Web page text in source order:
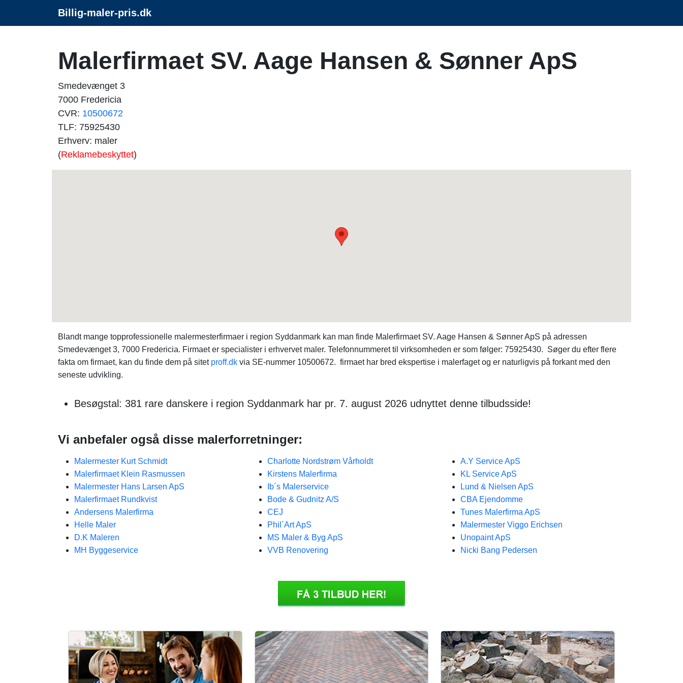
Billig-maler-pris.dk
Malerfirmaet SV. Aage Hansen & Sønner ApS
Smedevænget 3
7000 Fredericia
CVR: 10500672
TLF: 75925430
Erhverv: maler
(Reklamebeskyttet)
Blandt mange topprofessionelle malermesterfirmaer i region Syddanmark kan man finde Malerfirmaet SV. Aage Hansen & Sønner ApS på adressen
Smedevænget 3, 7000 Fredericia. Firmaet er specialister i erhvervet maler. Telefonnummeret til virksomheden er som følger: 75925430. Søger du efter flere
fakta om firmaet, kan du finde dem på sitet proff.dk via SE-nummer 10500672. firmaet har bred ekspertise i malerfaget og er naturligvis på forkant med den
seneste udvikling.
Besøgstal: 381 rare danskere i region Syddanmark har pr. 7. august 2026 udnyttet denne tilbudsside!
Vi anbefaler også disse malerforretninger:
Malermester Kurt Schmidt
Malerfirmaet Klein Rasmussen
Malermester Hans Larsen ApS
Malerfirmaet Rundkvist
Andersens Malerfirma
Helle Maler
D.K Maleren
MH Byggeservice
Charlotte Nordstrøm Vårholdt
Kirstens Malerfirma
Ib´s Malerservice
Bode & Gudnitz A/S
CEJ
Phil´Art ApS
MS Maler & Byg ApS
VVB Renovering
A.Y Service ApS
KL Service ApS
Lund & Nielsen ApS
CBA Ejendomme
Tunes Malerfirma ApS
Malermester Viggo Erichsen
Unopaint ApS
Nicki Bang Pedersen